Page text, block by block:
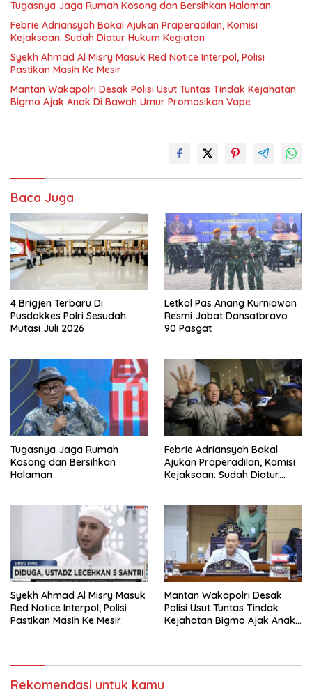
Tugasnya Jaga Rumah Kosong dan Bersihkan Halaman
Febrie Adriansyah Bakal Ajukan Praperadilan, Komisi
Kejaksaan: Sudah Diatur Hukum Kegiatan
Syekh Ahmad Al Misry Masuk Red Notice Interpol, Polisi
Pastikan Masih Ke Mesir
Mantan Wakapolri Desak Polisi Usut Tuntas Tindak Kejahatan
Bigmo Ajak Anak Di Bawah Umur Promosikan Vape
Baca Juga
4 Brigjen Terbaru Di
Pusdokkes Polri Sesudah
Mutasi Juli 2026
Letkol Pas Anang Kurniawan
Resmi Jabat Dansatbravo
90 Pasgat
Tugasnya Jaga Rumah
Kosong dan Bersihkan
Halaman
Febrie Adriansyah Bakal
Ajukan Praperadilan, Komisi
Kejaksaan: Sudah Diatur
Syekh Ahmad Al Misry Masuk
Red Notice Interpol, Polisi
Pastikan Masih Ke Mesir
Mantan Wakapolri Desak
Polisi Usut Tuntas Tindak
Kejahatan Bigmo Ajak Anak
Rekomendasi untuk kamu